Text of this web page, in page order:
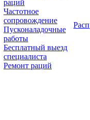
раций
Частотное
сопровождение
Пусконаладочные
работы
Бесплатный выезд
специалиста
Ремонт раций